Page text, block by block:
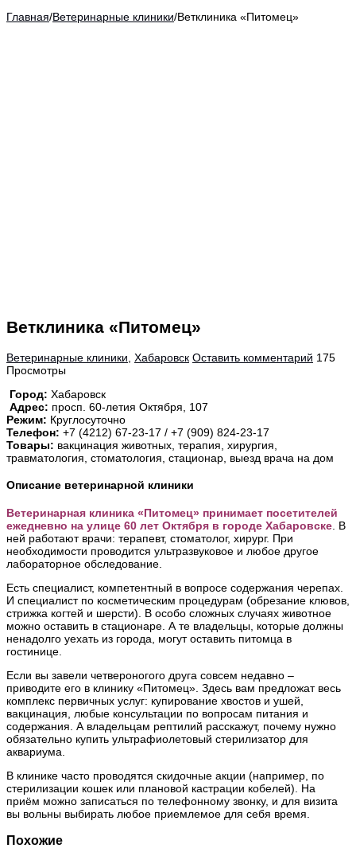
Главная/Ветеринарные клиники/Ветклиника «Питомец»
Ветклиника «Питомец»
Ветеринарные клиники Хабаровск Оставить комментарий 175
Просмотры
Город: Хабаровск
Адрес: просп. 60-летия Октября, 107
Режим: Круглосуточно
Телефон: +7 (4212) 67-23-17 / +7 (909) 824-23-17
Товары: вакцинация животных, терапия, хирургия,
травматология, стоматология, стационар, выезд врача на дом
Описание ветеринарной клиники
Ветеринарная клиника «Питомец» принимает посетителей
ежедневно на улице 60 лет Октября в городе Хабаровске . В
ней работают врачи: терапевт, стоматолог, хирург. При
необходимости проводится ультразвуковое и любое другое
лабораторное обследование.
Есть специалист, компетентный в вопросе содержания черепах.
И специалист по косметическим процедурам (обрезание клювов,
стрижка когтей и шерсти). В особо сложных случаях животное
можно оставить в стационаре. А те владельцы, которые должны
ненадолго уехать из города, могут оставить питомца в
гостинице.
Если вы завели четвероногого друга совсем недавно –
приводите его в клинику «Питомец». Здесь вам предложат весь
комплекс первичных услуг: купирование хвостов и ушей,
вакцинация, любые консультации по вопросам питания и
содержания. А владельцам рептилий расскажут, почему нужно
обязательно купить ультрафиолетовый стерилизатор для
аквариума.
В клинике часто проводятся скидочные акции (например, по
стерилизации кошек или плановой кастрации кобелей). На
приём можно записаться по телефонному звонку, и для визита
вы вольны выбирать любое приемлемое для себя время.
Похожие